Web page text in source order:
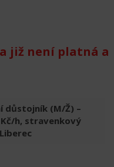
již není platná a
důstojník (M/Ž) –
Kč/h, stravenkový